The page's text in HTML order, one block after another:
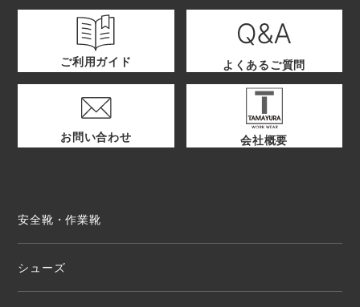
ご利用ガイド よくあるご質問
お問い合わせ 会社概要
安全靴・作業靴
シューズ